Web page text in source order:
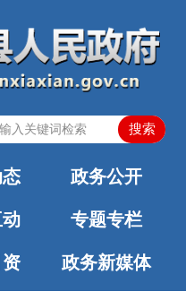
政务公开
专题专栏
政务新媒体